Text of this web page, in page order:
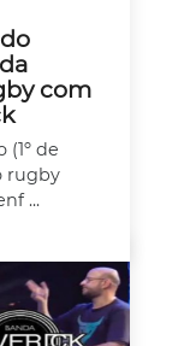
com
(1º de
rugby
...